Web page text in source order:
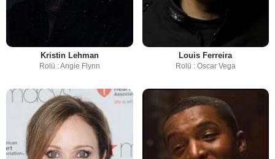
Kristin Lehman
Rolü : Angie Flynn
Louis Ferreira
Rolü : Oscar Vega